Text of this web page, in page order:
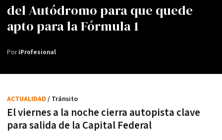
del Autódromo para que quede
apto para la Fórmula 1
PoriProfesional
El viernes a la noche cierra autopista clave
para salida de la Capital Federal
ACTUALIDAD / Tránsito